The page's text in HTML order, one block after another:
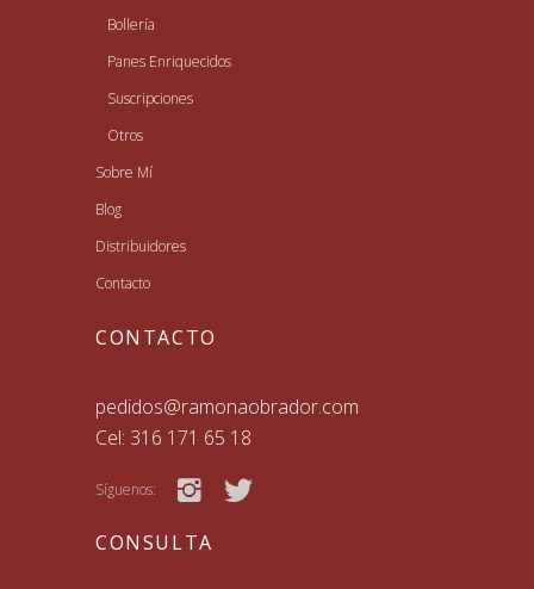
Bollería
Panes Enriquecidos
Suscripciones
Otros
Sobre Mí
Blog
Distribuidores
Contacto
CONTACTO
pedidos@ramonaobrador.com
Cel: 316 171 65 18
Síguenos:
CONSULTA